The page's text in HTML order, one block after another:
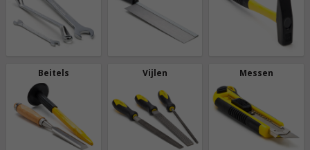
Beitels Vijlen Messen